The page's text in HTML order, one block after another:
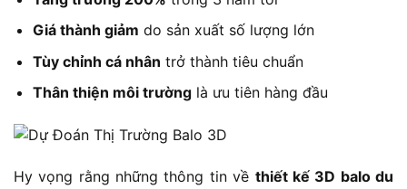
Giá thành giảm do sản xuất số lượng lớn
Tùy chỉnh cá nhân trở thành tiêu chuẩn
Thân thiện môi trườnglà ưu tiên hàng đầu
Hy vọng rằng những thông tin về thiết kế 3D balo du